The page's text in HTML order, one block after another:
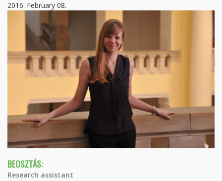
2016. February 08.
BEOSZTÁS:
Research assistant